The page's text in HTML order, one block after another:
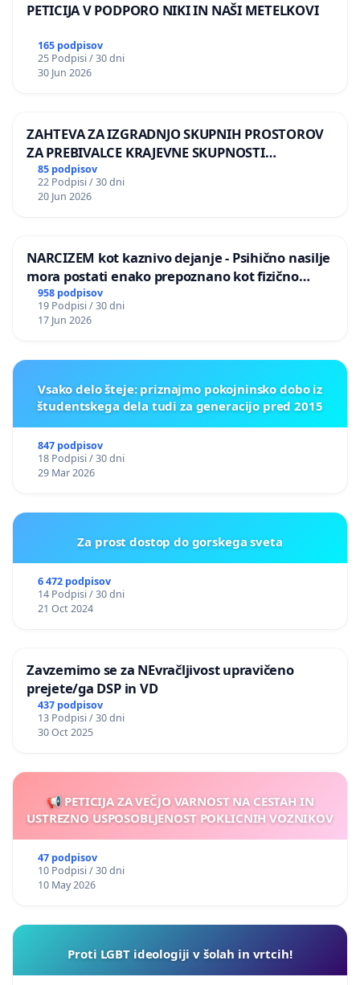
PETICIJA V PODPORO NIKI IN NAŠI METELKOVI
165 podpisov
25 Podpisi / 30 dni
30 Jun 2026
ZAHTEVA ZA IZGRADNJO SKUPNIH PROSTOROV
ZA PREBIVALCE KRAJEVNE SKUPNOSTI
PRESTRANEK
85 podpisov
22 Podpisi / 30 dni
20 Jun 2026
NARCIZEM kot kaznivo dejanje - Psihično nasilje
mora postati enako prepoznano kot fizično
nasilje
958 podpisov
19 Podpisi / 30 dni
17 Jun 2026
Vsako delo šteje: priznajmo pokojninsko dobo iz
študentskega dela tudi za generacijo pred 2015
847 podpisov
18 Podpisi / 30 dni
29 Mar 2026
Za prost dostop do gorskega sveta
6 472 podpisov
14 Podpisi / 30 dni
21 Oct 2024
Zavzemimo se za NEvračljivost upravičeno
prejete/ga DSP in VD
437 podpisov
13 Podpisi / 30 dni
30 Oct 2025
📢 PETICIJA ZA VEČJO VARNOST NA CESTAH IN
USTREZNO USPOSOBLJENOST POKLICNIH VOZNIKOV
47 podpisov
10 Podpisi / 30 dni
10 May 2026
Proti LGBT ideologiji v šolah in vrtcih!